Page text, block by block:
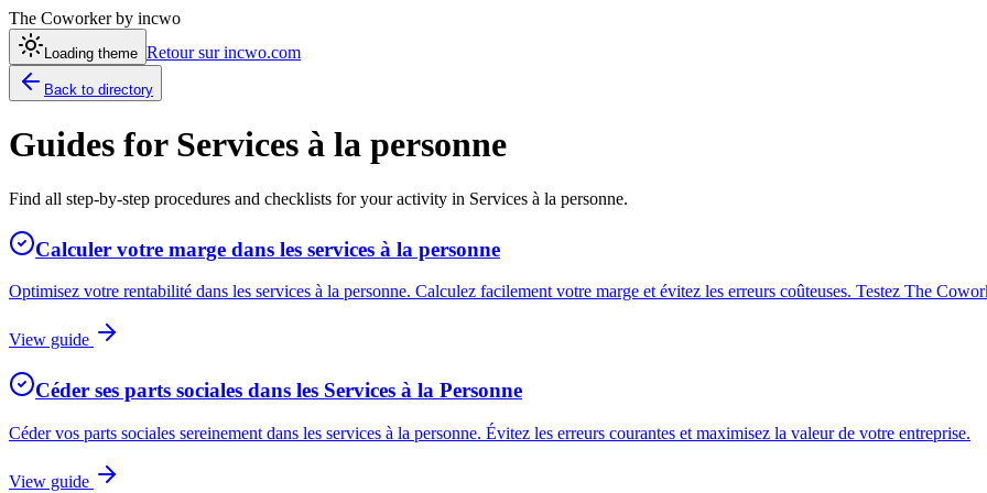
The Coworkerby incwo
Loading theme Retour sur incwo.com
Back to directory
Guides for Services à la personne
Find all step-by-step procedures and checklists for your activity in Services à la personne.
Calculer votre marge dans les services à la personne
Optimisez votre rentabilité dans les services à la personne. Calculez facilement votre marge et évitez les erreurs coûteuses. Testez The
View guide
Céder ses parts sociales dans les Services à la Personne
Céder vos parts sociales sereinement dans les services à la personne. Évitez les erreurs courantes et maximisez la valeur de votre entreprise.
View guide